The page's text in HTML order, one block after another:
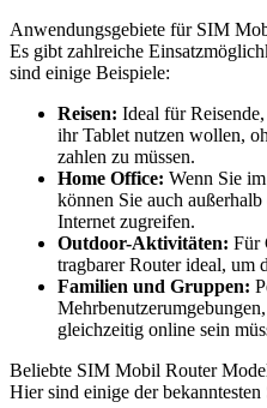
Anwendungsgebiete für SIM
Es gibt zahlreiche
sind einige Beispiele:
Reisen: Ideal für
ihr Tablet nutzen wollen,
zahlen zu müssen.
Home Office: Wenn Sie
können Sie auch
Internet zugreifen.
Outdoor-Aktivitäten: Für
tragbarer Router ideal, um
Familien und Gruppen:
gleichzeitig online sein
Beliebte SIM Mobil Router
Hier sind einige der